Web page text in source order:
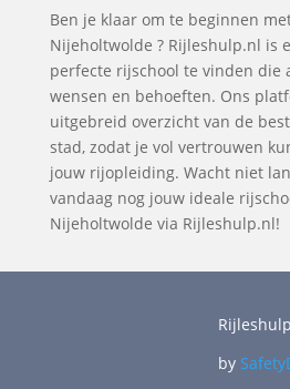
Ben je klaar om te beginnen
Nijeholtwolde ? Rijleshulp.nl is
perfecte rijschool te vinden die
wensen en behoeften. Ons
uitgebreid overzicht van de
stad, zodat je vol vertrouwen
jouw rijopleiding. Wacht niet
vandaag nog jouw ideale
Nijeholtwolde via Rijleshulp.nl!
by